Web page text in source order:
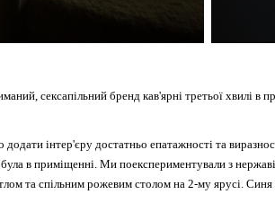
сексапільний бренд кав'ярні третьої хвилі в
інтер'єру достатньо епатажності та
в приміщенні. Ми поекспериментували з
та спільним рожевим столом на 2-му ярусі.